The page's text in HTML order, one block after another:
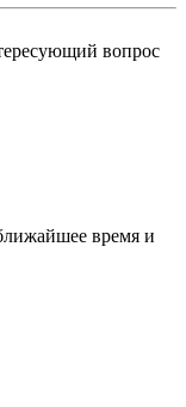
вопрос
время и